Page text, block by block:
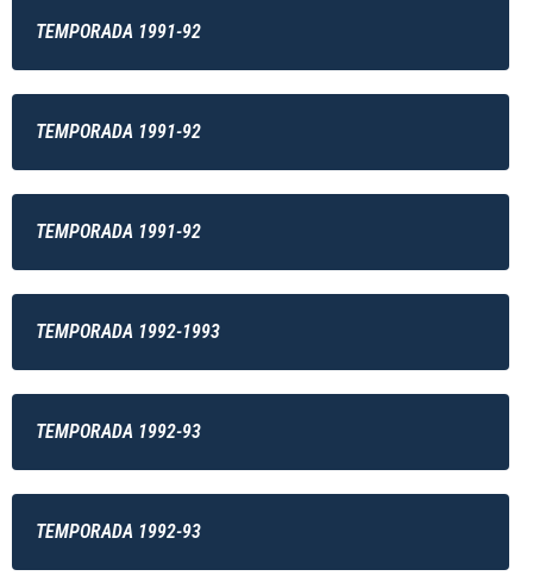
TEMPORADA 1991-92
TEMPORADA 1991-92
TEMPORADA 1991-92
TEMPORADA 1992-1993
TEMPORADA 1992-93
TEMPORADA 1992-93